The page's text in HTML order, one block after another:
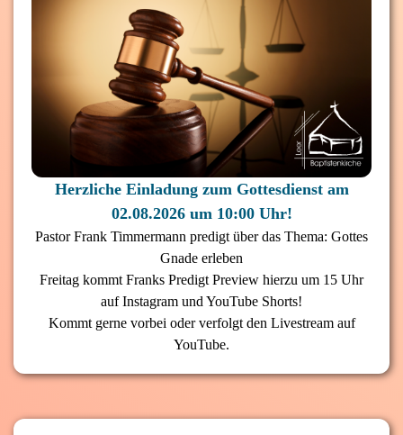
Herzliche Einladung zum Gottesdienst am
02.08.2026 um 10:00 Uhr!
Pastor Frank Timmermann predigt über das Thema: Gottes
Gnade erleben
Freitag kommt Franks Predigt Preview hierzu um 15 Uhr
auf Instagram und YouTube Shorts!
Kommt gerne vorbei oder verfolgt den Livestream auf
YouTube.